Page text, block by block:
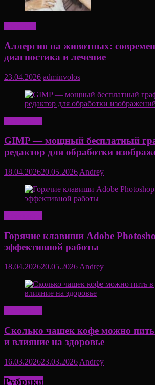
Аллергия на животных:
диагностика и лечение
23.04.2026 adminvolos
GIMP — мощный бесплатный
редактор для обработки
18.04.202620.05.2026 Andrey
Горячие клавиши Adobe
эффективной работы
18.04.202620.05.2026Andrey
Сколько чашек кофе можно
и влияние на здоровье
16.03.202623.03.2026 Andrey
Рубрики